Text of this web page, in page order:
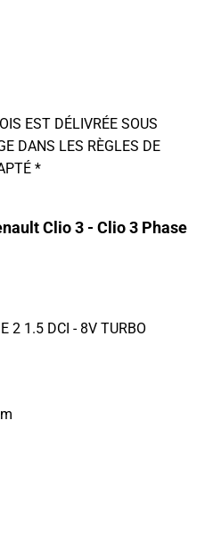
EST DÉLIVRÉE SOUS
DANS LES RÈGLES DE
*
Clio 3 - Clio 3 Phase
2 1.5 DCI - 8V TURBO